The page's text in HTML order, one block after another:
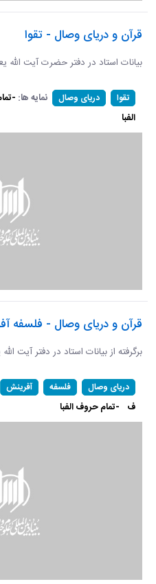
قرآن و دریای وصال - تقوا
بیانات استاد در دفتر حضرت آیت الله
تقوا دریای وصال نمایه ها: -
الفبا
قرآن و دریای وصال - فلسفه
برگرفته از بیانات استاد در دفتر آیت الله
دریای وصال فلسفه آفرینش
ف -تمام حروف الفبا